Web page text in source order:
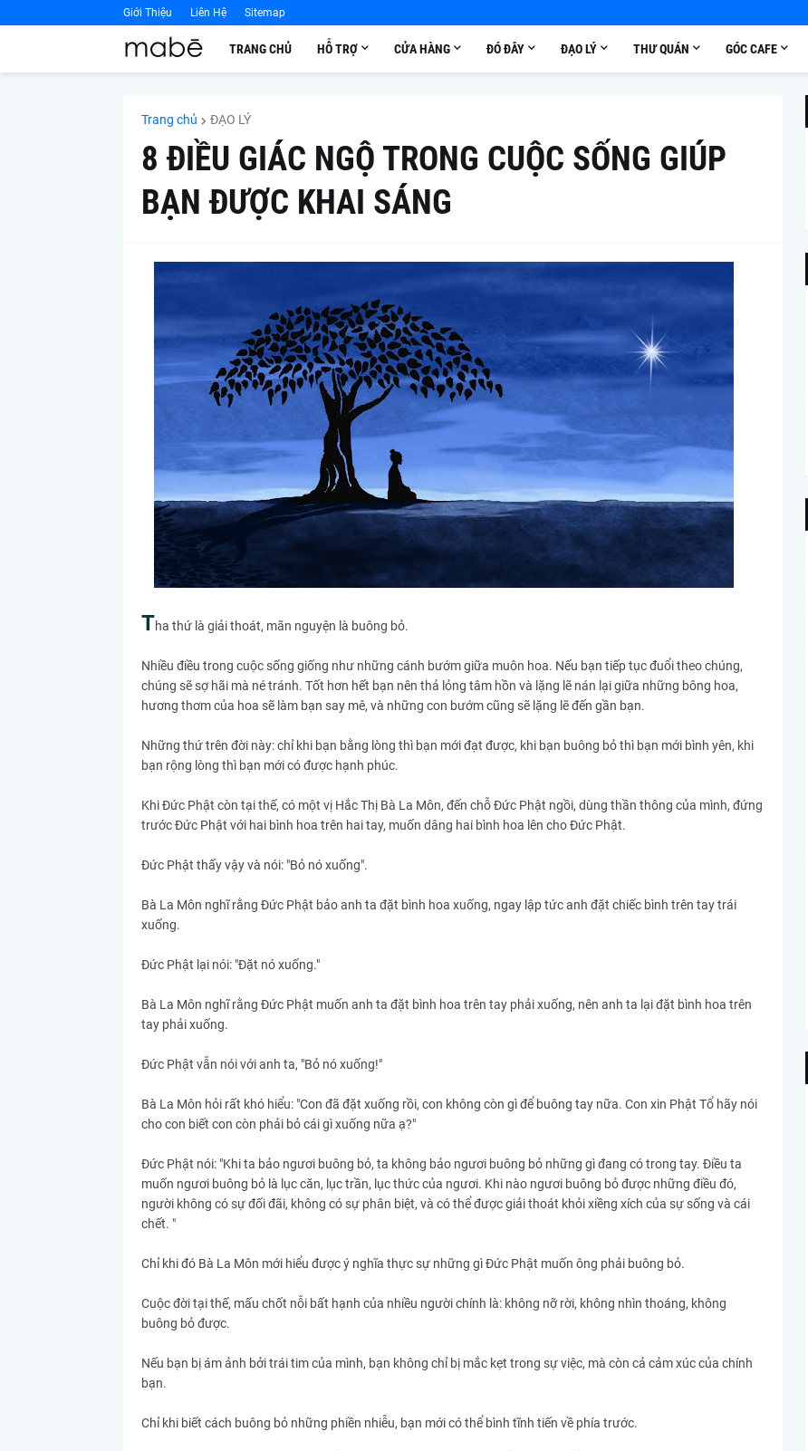
Giới Thiệu Liên Hệ Sitemap
TRANG CHỦ HỖ TRỢ CỬA HÀNG ĐÓ ĐÂY ĐẠO LÝ THƯ QUÁN GÓC CAFE
Trang chủ ĐẠO LÝ
8 ĐIỀU GIÁC NGỘ TRONG CUỘC SỐNG GIÚP
BẠN ĐƯỢC KHAI SÁNG
Tha thứ là giải thoát, mãn nguyện là buông bỏ.
Nhiều điều trong cuộc sống giống như những cánh bướm giữa muôn hoa. Nếu bạn tiếp tục đuổi theo chúng,
chúng sẽ sợ hãi mà né tránh. Tốt hơn hết bạn nên thả lỏng tâm hồn và lặng lẽ nán lại giữa những bông hoa,
hương thơm của hoa sẽ làm bạn say mê, và những con bướm cũng sẽ lặng lẽ đến gần bạn.
Những thứ trên đời này: chỉ khi bạn bằng lòng thì bạn mới đạt được, khi bạn buông bỏ thì bạn mới bình yên, khi
bạn rộng lòng thì bạn mới có được hạnh phúc.
Khi Đức Phật còn tại thế, có một vị Hắc Thị Bà La Môn, đến chỗ Đức Phật ngồi, dùng thần thông của mình, đứng
trước Đức Phật với hai bình hoa trên hai tay, muốn dâng hai bình hoa lên cho Đức Phật.
Đức Phật thấy vậy và nói: "Bỏ nó xuống".
Bà La Môn nghĩ rằng Đức Phật bảo anh ta đặt bình hoa xuống, ngay lập tức anh đặt chiếc bình trên tay trái
xuống.
Đức Phật lại nói: "Đặt nó xuống."
Bà La Môn nghĩ rằng Đức Phật muốn anh ta đặt bình hoa trên tay phải xuống, nên anh ta lại đặt bình hoa trên
tay phải xuống.
Đức Phật vẫn nói với anh ta, "Bỏ nó xuống!"
Bà La Môn hỏi rất khó hiểu: "Con đã đặt xuống rồi, con không còn gì để buông tay nữa. Con xin Phật Tổ hãy nói
cho con biết con còn phải bỏ cái gì xuống nữa ạ?"
Đức Phật nói: "Khi ta bảo ngươi buông bỏ, ta không bảo ngươi buông bỏ những gì đang có trong tay. Điều ta
muốn ngươi buông bỏ là lục căn, lục trần, lục thức của ngươi. Khi nào ngươi buông bỏ được những điều đó,
người không có sự đối đãi, không có sự phân biệt, và có thể được giải thoát khỏi xiềng xích của sự sống và cái
chết. "
Chỉ khi đó Bà La Môn mới hiểu được ý nghĩa thực sự những gì Đức Phật muốn ông phải buông bỏ.
Cuộc đời tại thế, mấu chốt nỗi bất hạnh của nhiều người chính là: không nỡ rời, không nhìn thoáng, không
buông bỏ được.
Nếu bạn bị ám ảnh bởi trái tim của mình, bạn không chỉ bị mắc kẹt trong sự việc, mà còn cả cảm xúc của chính
bạn.
Chỉ khi biết cách buông bỏ những phiền nhiễu, bạn mới có thể bình tĩnh tiến về phía trước.